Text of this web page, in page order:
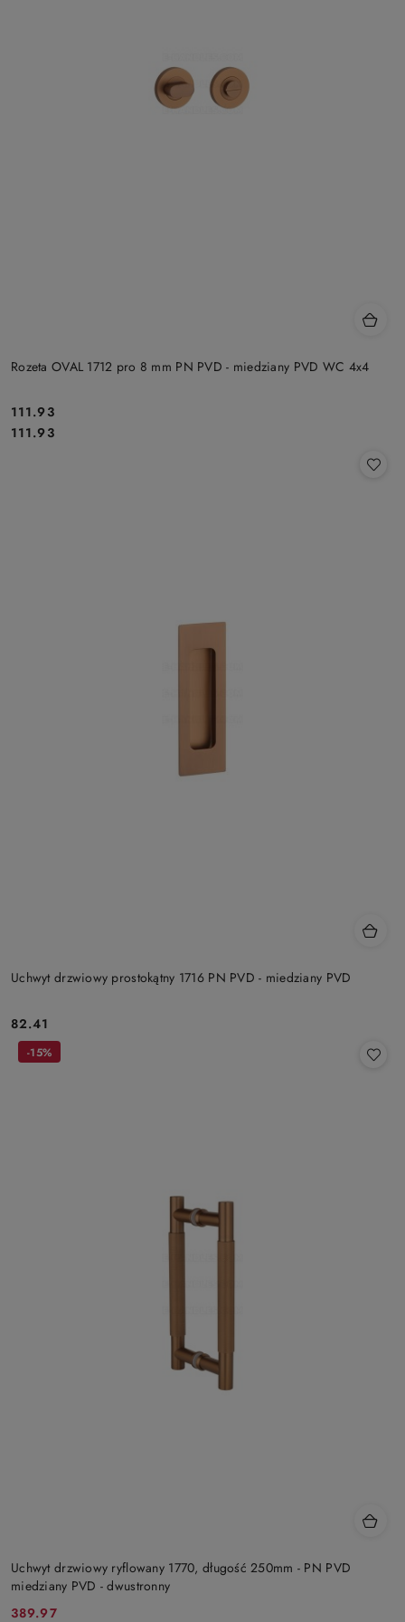
Rozeta OVAL 1712 pro 8 mm PN PVD - miedziany PVD WC 4x4
Cena:
111.93
Cena:
111.93
Uchwyt drzwiowy prostokątny 1716 PN PVD - miedziany PVD
Cena:
82.41
Uchwyt drzwiowy ryflowany 1770, długość 250mm - PN PVD
miedziany PVD - dwustronny
Cena
389.97
Cena
-15%